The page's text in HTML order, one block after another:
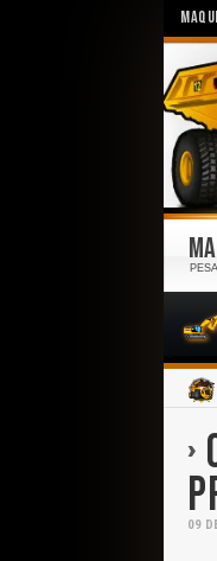
09